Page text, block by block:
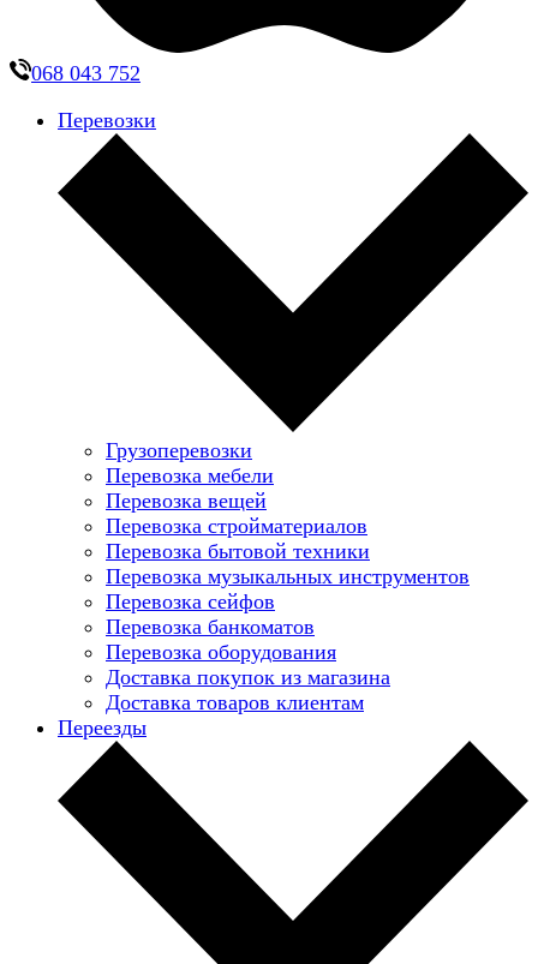
068 043 752
Перевозки
Грузоперевозки
Перевозка мебели
Перевозка вещей
Перевозка стройматериалов
Перевозка бытовой техники
Перевозка музыкальных инструментов
Перевозка сейфов
Перевозка банкоматов
Перевозка оборудования
Доставка покупок из магазина
Доставка товаров клиентам
Переезды